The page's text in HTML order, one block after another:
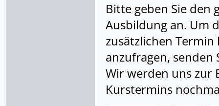
Bitte geben Sie den
Ausbildung an. Um
zusätzlichen
anzufragen, senden
Wir werden uns zur
Kurstermins